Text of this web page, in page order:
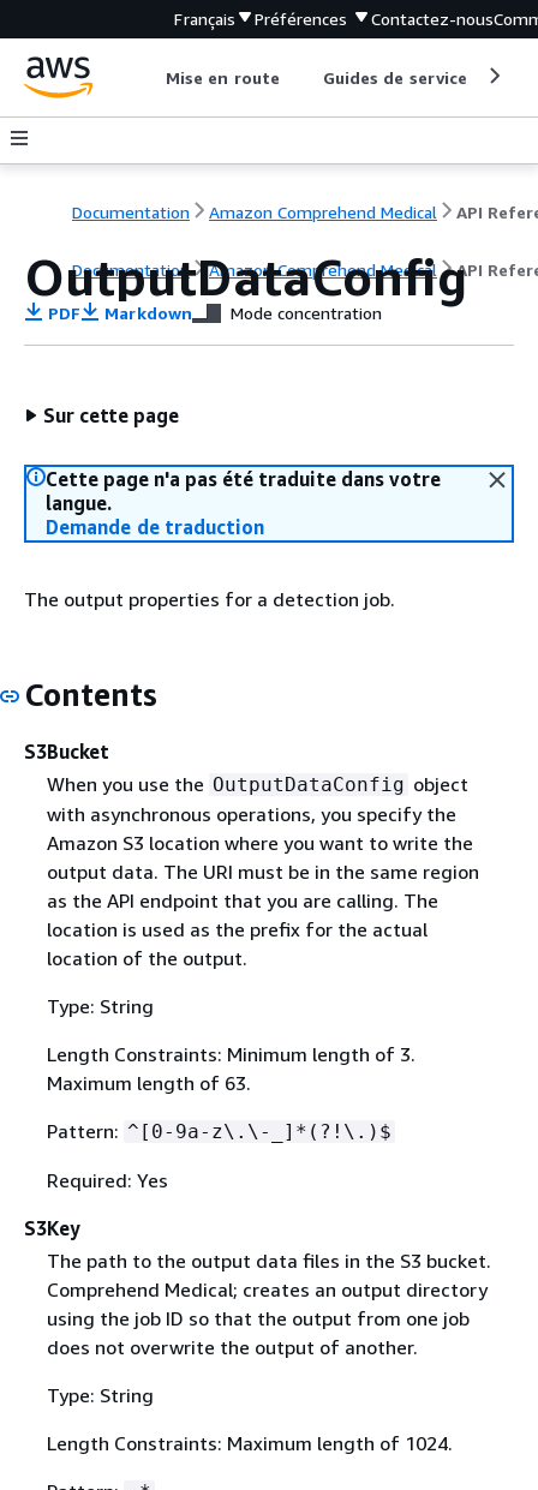
Français Préférences Contactez-nous
Mise en route Guides de service
Documentation Amazon Comprehend Medical
Documentation Amazon Comprehend Medical API
OutputDataConfig
PDF Markdown Mode concentration
Sur cette page
Cette page n'a pas été traduite dans votre
langue.
Demande de traduction
The output properties for a detection job.
Contents
S3Bucket
When you use the OutputDataConfig object
with asynchronous operations, you specify the
Amazon S3 location where you want to write the
output data. The URI must be in the same region
as the API endpoint that you are calling. The
location is used as the prefix for the actual
location of the output.
Type: String
Length Constraints: Minimum length of 3.
Maximum length of 63.
Pattern: ^[0-9a-z\.\-_]*(?!\.)$
Required: Yes
S3Key
The path to the output data files in the S3 bucket.
Comprehend Medical; creates an output directory
using the job ID so that the output from one job
does not overwrite the output of another.
Type: String
Length Constraints: Maximum length of 1024.